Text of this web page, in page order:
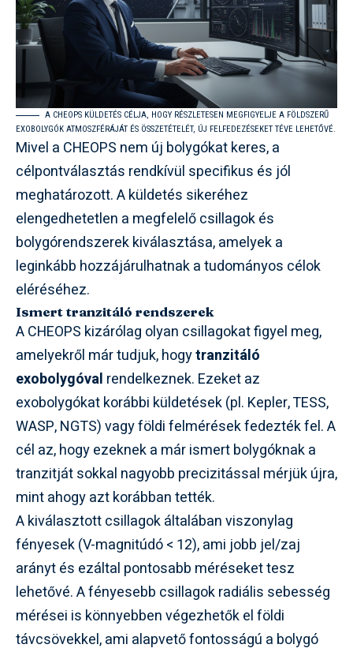
A CHEOPS KÜLDETÉS CÉLJA, HOGY RÉSZLETESEN MEGFIGYELJE A FÖLDSZERŰ
EXOBOLYGÓK ATMOSZFÉRÁJÁT ÉS ÖSSZETÉTELÉT, ÚJ FELFEDEZÉSEKET TÉVE LEHETŐVÉ.
Mivel a CHEOPS nem új bolygókat keres, a
célpontválasztás rendkívül specifikus és jól
meghatározott. A küldetés sikeréhez
elengedhetetlen a megfelelő csillagok és
bolygórendszerek kiválasztása, amelyek a
leginkább hozzájárulhatnak a tudományos célok
eléréséhez.
Ismert tranzitáló rendszerek
A CHEOPS kizárólag olyan csillagokat figyel meg,
amelyekről már tudjuk, hogytranzitáló
exobolygóval rendelkeznek. Ezeket az
exobolygókat korábbi küldetések (pl. Kepler, TESS,
WASP, NGTS) vagy földi felmérések fedezték fel. A
cél az, hogy ezeknek a már ismert bolygóknak a
tranzitját sokkal nagyobb precizitással mérjük újra,
mint ahogy azt korábban tették.
A kiválasztott csillagok általában viszonylag
fényesek (V-magnitúdó < 12), ami jobb jel/zaj
arányt és ezáltal pontosabb méréseket tesz
lehetővé. A fényesebb csillagok radiális sebesség
mérései is könnyebben végezhetők el földi
távcsövekkel, ami alapvető fontosságú a bolygó